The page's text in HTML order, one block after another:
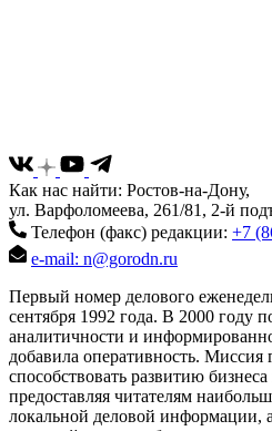
Как нас найти: Ростов-на-Дону,
ул. Варфоломеева, 261/81, 2-й
Телефон (факс) редакции: +7
e-mail: n@gorodn.ru
Первый номер делового
сентября 1992 года. В 2000 году
аналитичности и
добавила оперативность.
способствовать развитию
предоставляя читателям
локальной деловой информации,